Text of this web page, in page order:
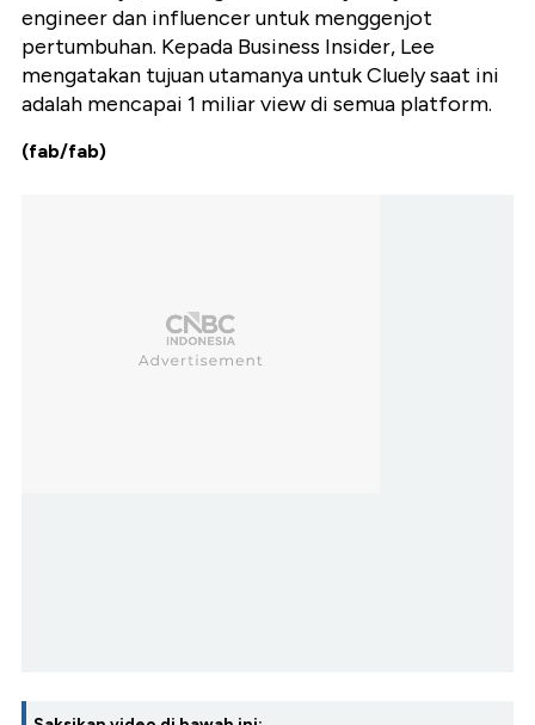
engineer dan influencer untuk menggenjot
pertumbuhan. Kepada Business Insider, Lee
mengatakan tujuan utamanya untuk Cluely saat ini
adalah mencapai 1 miliar view di semua platform.
(fab/fab)